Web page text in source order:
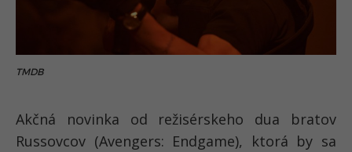
TMDB
Akčná novinka od režisérskeho dua bratov
Russovcov (Avengers: Endgame), ktorá by sa